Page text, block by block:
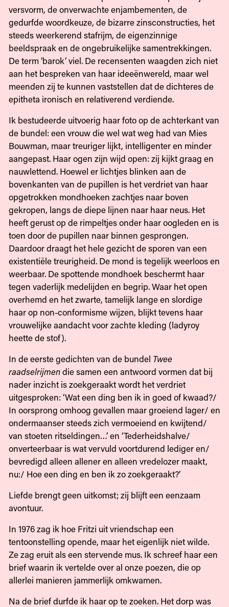
versvorm, de onverwachte enjambementen, de
gedurfde woordkeuze, de bizarre zinsconstructies, het
steeds weerkerend stafrijm, de eigenzinnige
beeldspraak en de ongebruikelijke samentrekkingen.
De term ‘barok’ viel. De recensenten waagden zich niet
aan het bespreken van haar ideeënwereld, maar wel
meenden zij te kunnen vaststellen dat de dichteres de
epitheta ironisch en relativerend verdiende.
Ik bestudeerde uitvoerig haar foto op de achterkant van
de bundel: een vrouw die wel wat weg had van Mies
Bouwman, maar treuriger lijkt, intelligenter en minder
aangepast. Haar ogen zijn wijd open: zij kijkt graag en
nauwlettend. Hoewel er lichtjes blinken aan de
bovenkanten van de pupillen is het verdriet van haar
opgetrokken mondhoeken zachtjes naar boven
gekropen, langs de diepe lijnen naar haar neus. Het
heeft gerust op de rimpeltjes onder haar oogleden en is
toen door de pupillen naar binnen gesprongen.
Daardoor draagt het hele gezicht de sporen van een
existentiële treurigheid. De mond is tegelijk weerloos en
weerbaar. De spottende mondhoek beschermt haar
tegen vaderlijk medelijden en begrip. Waar het open
overhemd en het zwarte, tamelijk lange en slordige
haar op non-conformisme wijzen, blijkt tevens haar
vrouwelijke aandacht voor zachte kleding (ladyroy
heette de stof).
In de eerste gedichten van de bundel Twee
raadselrijmendie samen een antwoord vormen dat bij
nader inzicht is zoekgeraakt wordt het verdriet
uitgesproken: ‘Wat een ding ben ik in goed of kwaad?/
In oorsprong omhoog gevallen maar groeiend lager/ en
ondermaanser steeds zich vermoeiend en kwijtend/
van stoeten ritseldingen…’ en ‘Tederheidshalve/
onverteerbaar is wat vervuld voortdurend lediger en/
bevredigd alleen allener en alleen vredelozer maakt,
nu:/ Hoe een ding en ben ik zo zoekgeraakt?’
Liefde brengt geen uitkomst; zij blijft een eenzaam
avontuur.
In 1976 zag ik hoe Fritzi uit vriendschap een
tentoonstelling opende, maar het eigenlijk niet wilde.
Ze zag eruit als een stervende mus. Ik schreef haar een
brief waarin ik vertelde over al onze poezen, die op
allerlei manieren jammerlijk omkwamen.
Na de brief durfde ik haar op te zoeken. Het dorp was